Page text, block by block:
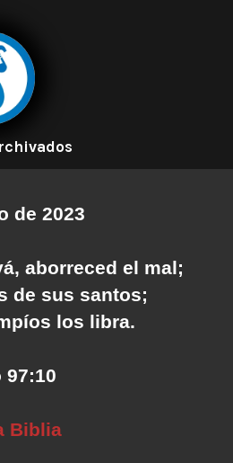
de 2023
aborreced el mal;
de sus santos;
los libra.
Biblia